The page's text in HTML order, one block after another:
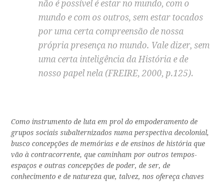
não é possível é estar no mundo, com o
mundo e com os outros, sem estar tocados
por uma certa compreensão de nossa
própria presença no mundo. Vale dizer, sem
uma certa inteligência da História e de
nosso papel nela (FREIRE, 2000, p.125).
Como instrumento de luta em prol do empoderamento de
grupos sociais subalternizados numa perspectiva decolonial,
busco concepções de memórias e de ensinos de história que
vão à contracorrente, que caminham por outros tempos-
espaços e outras concepções de poder, de ser, de
conhecimento e de natureza que, talvez, nos ofereça chaves